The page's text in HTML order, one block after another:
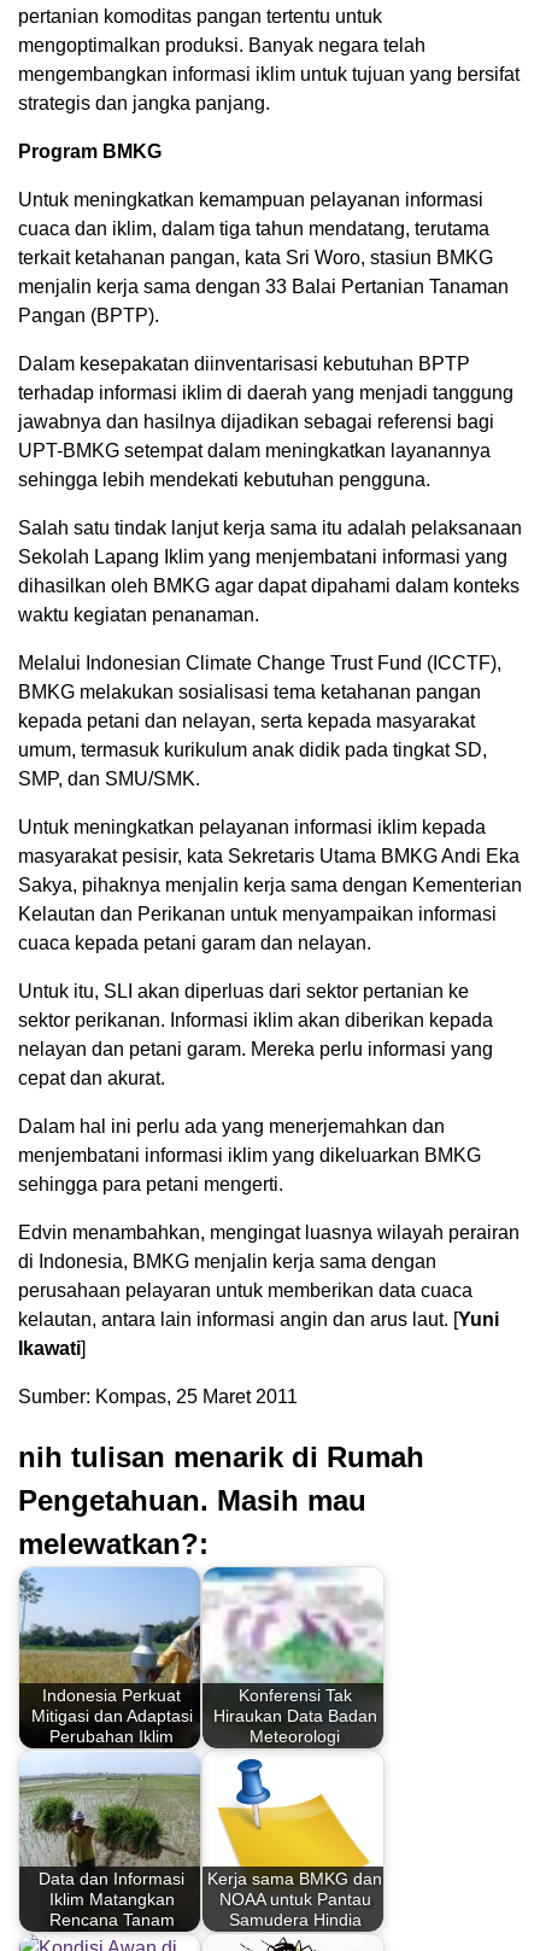
pertanian komoditas pangan tertentu untuk
mengoptimalkan produksi. Banyak negara telah
mengembangkan informasi iklim untuk tujuan yang bersifat
strategis dan jangka panjang.
Program BMKG
Untuk meningkatkan kemampuan pelayanan informasi
cuaca dan iklim, dalam tiga tahun mendatang, terutama
terkait ketahanan pangan, kata Sri Woro, stasiun BMKG
menjalin kerja sama dengan 33 Balai Pertanian Tanaman
Pangan (BPTP).
Dalam kesepakatan diinventarisasi kebutuhan BPTP
terhadap informasi iklim di daerah yang menjadi tanggung
jawabnya dan hasilnya dijadikan sebagai referensi bagi
UPT-BMKG setempat dalam meningkatkan layanannya
sehingga lebih mendekati kebutuhan pengguna.
Salah satu tindak lanjut kerja sama itu adalah pelaksanaan
Sekolah Lapang Iklim yang menjembatani informasi yang
dihasilkan oleh BMKG agar dapat dipahami dalam konteks
waktu kegiatan penanaman.
Melalui Indonesian Climate Change Trust Fund (ICCTF),
BMKG melakukan sosialisasi tema ketahanan pangan
kepada petani dan nelayan, serta kepada masyarakat
umum, termasuk kurikulum anak didik pada tingkat SD,
SMP, dan SMU/SMK.
Untuk meningkatkan pelayanan informasi iklim kepada
masyarakat pesisir, kata Sekretaris Utama BMKG Andi Eka
Sakya, pihaknya menjalin kerja sama dengan Kementerian
Kelautan dan Perikanan untuk menyampaikan informasi
cuaca kepada petani garam dan nelayan.
Untuk itu, SLI akan diperluas dari sektor pertanian ke
sektor perikanan. Informasi iklim akan diberikan kepada
nelayan dan petani garam. Mereka perlu informasi yang
cepat dan akurat.
Dalam hal ini perlu ada yang menerjemahkan dan
menjembatani informasi iklim yang dikeluarkan BMKG
sehingga para petani mengerti.
Edvin menambahkan, mengingat luasnya wilayah perairan
di Indonesia, BMKG menjalin kerja sama dengan
perusahaan pelayaran untuk memberikan data cuaca
kelautan, antara lain informasi angin dan arus laut. [Yuni
Ikawati]
Sumber: Kompas, 25 Maret 2011
nih tulisan menarik di Rumah
Pengetahuan. Masih mau
melewatkan?:
Indonesia Perkuat
Mitigasi dan Adaptasi
Perubahan Iklim
Konferensi Tak
Hiraukan Data Badan
Meteorologi
Data dan Informasi
Iklim Matangkan
Rencana Tanam
Kerja sama BMKG dan
NOAA untuk Pantau
Samudera Hindia